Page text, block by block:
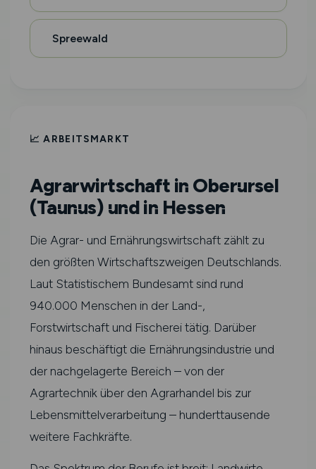
Spreewald
📈 ARBEITSMARKT
Agrarwirtschaft in Oberursel
(Taunus) und in Hessen
Die Agrar- und Ernährungswirtschaft zählt zu
den größten Wirtschaftszweigen Deutschlands.
Laut Statistischem Bundesamt sind rund
940.000 Menschen in der Land-,
Forstwirtschaft und Fischerei tätig. Darüber
hinaus beschäftigt die Ernährungsindustrie und
der nachgelagerte Bereich – von der
Agrartechnik über den Agrarhandel bis zur
Lebensmittelverarbeitung – hunderttausende
weitere Fachkräfte.